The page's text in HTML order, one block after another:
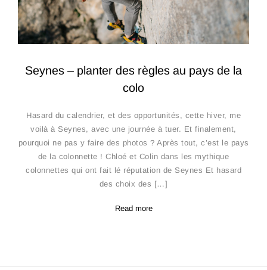
Seynes – planter des règles au pays de la
colo
Hasard du calendrier, et des opportunités, cette hiver, me
voilà à Seynes, avec une journée à tuer. Et finalement,
pourquoi ne pas y faire des photos ? Après tout, c’est le pays
de la colonnette ! Chloé et Colin dans les mythique
colonnettes qui ont fait lé réputation de Seynes Et hasard
des choix des […]
Read more